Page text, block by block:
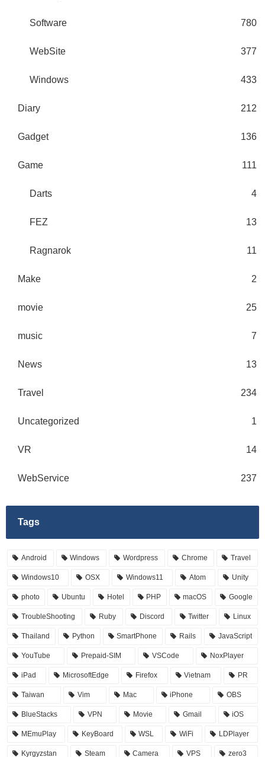
Software 780
WebSite 377
Windows 433
Diary 212
Gadget 136
Game 111
Darts 4
FEZ 13
Ragnarok 11
Make 2
movie 25
music 7
News 13
Travel 234
Uncategorized 1
VR 14
WebService 237
Tags
Android Windows Wordpress Chrome Travel
Windows10 OSX Windows11 Atom Unity
photo Ubuntu Hotel PHP macOS Google
TroubleShooting Ruby Discord Twitter Linux
Thailand Python SmartPhone Rails JavaScript
YouTube Prepaid-SIM VSCode NoxPlayer
iPad MicrosoftEdge Firefox Vietnam PR
Taiwan Vim Mac iPhone OBS
BlueStacks VPN Movie Gmail iOS
MEmuPlay KeyBoard WSL WiFi LDPlayer
Kyrgyzstan Steam Camera VPS zero3